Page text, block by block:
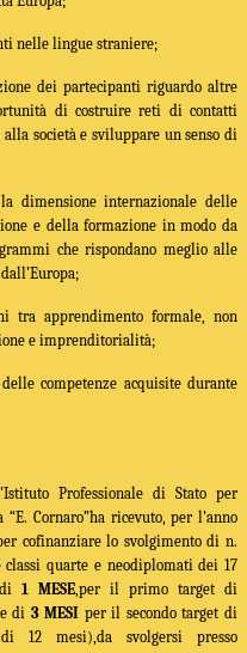
nelle lingue straniere;
dei partecipanti riguardo altre
di costruire reti di contatti
società e sviluppare un senso di
dimensione internazionale delle
e della formazione in modo da
che rispondano meglio alle
tra apprendimento formale, non
e imprenditorialità;
competenze acquisite durante
Istituto Professionale di Stato per
Cornaro”ha ricevuto, per l’anno
cofinanziare lo svolgimento di n.
quarte e neodiplomati dei 17
1 MESE,per il primo target di
di 3 MESI per il secondo target di
12 mesi),da svolgersi presso